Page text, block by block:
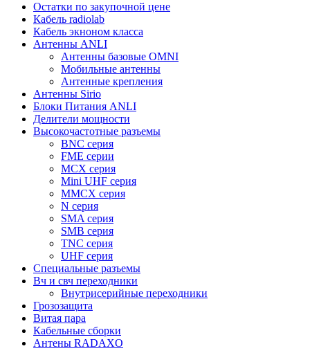
Остатки по закупочной цене
Кабель radiolab
Кабель экноном класса
Антенны ANLI
Антенны базовые OMNI
Мобильные антенны
Антенные крепления
Антенны Sirio
Блоки Питания ANLI
Делители мощности
Высокочастотные разъемы
BNC серия
FME серии
MCX серия
Mini UHF серия
MMCX серия
N серия
SMA серия
SMB серия
TNC серия
UHF серия
Специальные разъемы
Вч и свч переходники
Внутрисерийные переходники
Грозозащита
Витая пара
Кабельные сборки
Антены RADAXO